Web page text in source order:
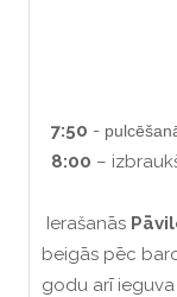
7:50 -
8:00 –
Ierašanās
beigās pēc
godu arī